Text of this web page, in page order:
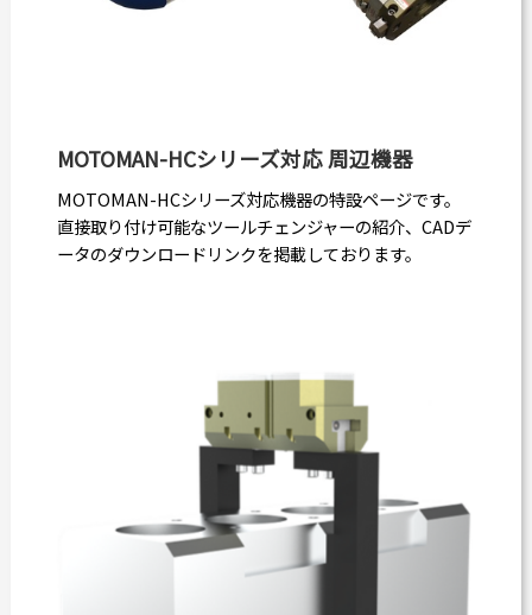
MOTOMAN-HCシリーズ対応 周辺機器
MOTOMAN-HCシリーズ対応機器の特設ページです。
直接取り付け可能なツールチェンジャーの紹介、CADデ
ータのダウンロードリンクを掲載しております。